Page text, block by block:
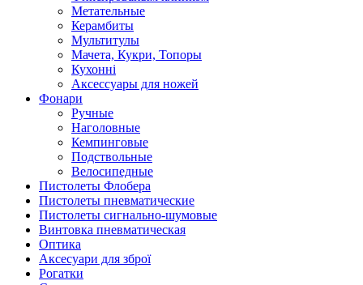
Метательные
Керамбиты
Мультитулы
Мачета, Кукри, Топоры
Кухонні
Аксессуары для ножей
Фонари
Ручные
Наголовные
Кемпинговые
Подствольные
Велосипедные
Пистолеты Флобера
Пистолеты пневматические
Пистолеты сигнально-шумовые
Винтовка пневматическая
Оптика
Аксесуари для зброї
Рогатки